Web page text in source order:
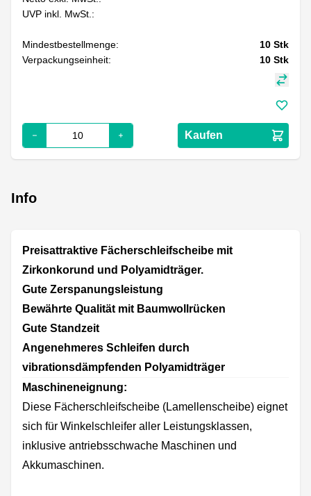
UVP inkl. MwSt.:
Mindestbestellmenge: 10 Stk
Verpackungseinheit:
10 Stk
Kaufen
Info
Preisattraktive Fächerschleifscheibe mit
Zirkonkorund und Polyamidträger.
Gute Zerspanungsleistung
Bewährte Qualität mit Baumwollrücken
Gute Standzeit
Angenehmeres Schleifen durch
vibrationsdämpfenden Polyamidträger
Maschineneignung:
Diese Fächerschleifscheibe (Lamellenscheibe) eignet
sich für Winkelschleifer aller Leistungsklassen,
inklusive antriebsschwache Maschinen und
Akkumaschinen.